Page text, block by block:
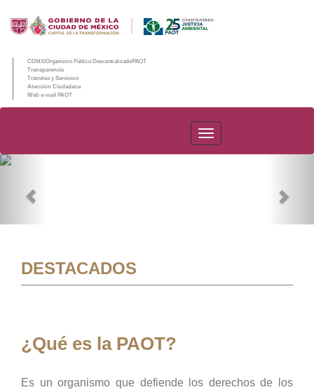
CDMX/Organismo Público Descentralizado/PAOT
Transparencia
Trámites y Servicios
Atención Ciudadana
Web e-mail PAOT
PAOT
DESTACADOS
¿Qué es la PAOT?
Es un organismo que defiende los derechos de los